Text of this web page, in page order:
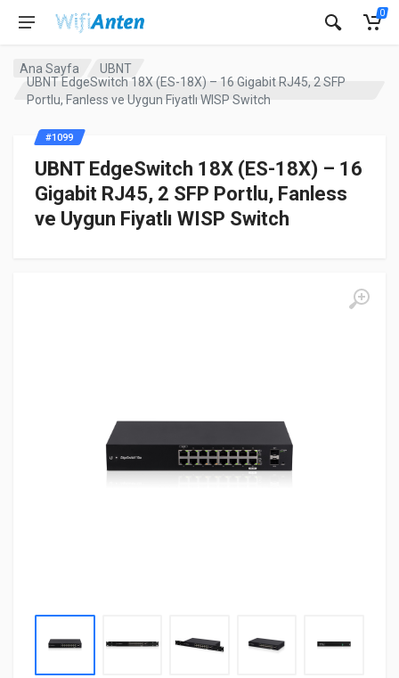
0
Ana Sayfa
UBNT
UBNT EdgeSwitch 18X (ES-18X) – 16 Gigabit RJ45, 2 SFP
Portlu, Fanless ve Uygun Fiyatlı WISP Switch
UBNT EdgeSwitch 18X (ES-18X) – 16
Gigabit RJ45, 2 SFP Portlu, Fanless
ve Uygun Fiyatlı WISP Switch
#1099